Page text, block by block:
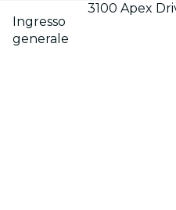
Ingresso
generale
3100 Apex